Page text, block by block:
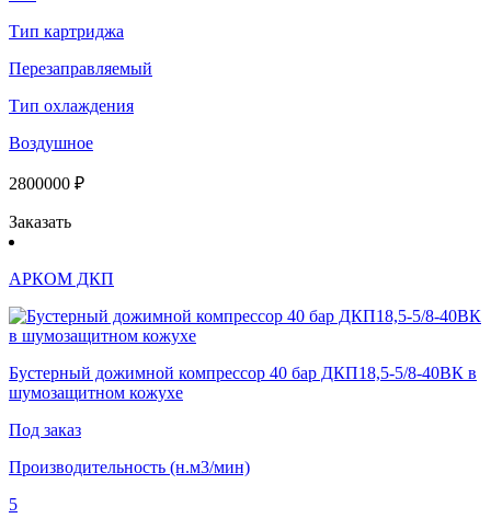
Тип картриджа
Перезаправляемый
Тип охлаждения
Воздушное
2800000 ₽
Заказать
АРКОМ ДКП
Бустерный дожимной компрессор 40 бар ДКП18,5-5/8-40ВК в
шумозащитном кожухе
Под заказ
Производительность (н.м3/мин)
5